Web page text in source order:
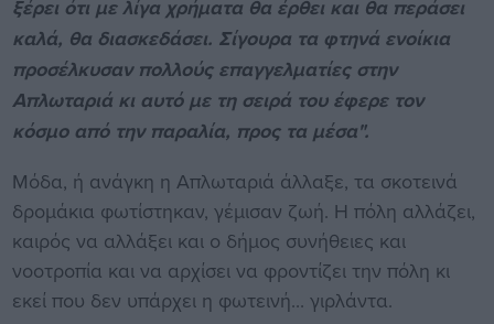
ξέρει ότι με λίγα χρήματα θα έρθει και θα περάσει
καλά, θα διασκεδάσει. Σίγουρα τα φτηνά ενοίκια
προσέλκυσαν πολλούς επαγγελματίες στην
Απλωταριά κι αυτό με τη σειρά του έφερε τον
κόσμο από την παραλία, προς τα μέσα".
Μόδα, ή ανάγκη η Απλωταριά άλλαξε, τα σκοτεινά
δρομάκια φωτίστηκαν, γέμισαν ζωή. Η πόλη αλλάζει,
καιρός να αλλάξει και ο δήμος συνήθειες και
νοοτροπία και να αρχίσει να φροντίζει την πόλη κι
εκεί που δεν υπάρχει η φωτεινή... γιρλάντα.